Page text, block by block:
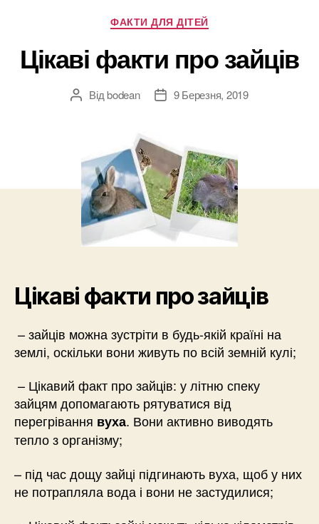
Категорії
ФАКТИ ДЛЯ ДІТЕЙ
Цікаві факти про зайців
Автор
Відbodean
Дата9 Березня, 2019
Цікаві факти про зайців
– зайців можна зустріти в будь-якій країні на
землі, оскільки вони живуть по всій земній кулі;
– Цікавий факт про зайців: у літню спеку
зайцям допомагають рятуватися від
перегрівання вуха. Вони активно виводять
тепло з організму;
– під час дощу зайці підгинають вуха, щоб у них
не потрапляла вода і вони не застудилися;